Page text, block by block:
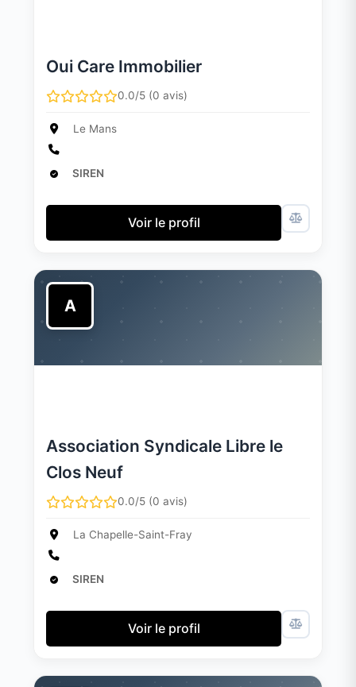
Oui Care Immobilier
0.0/5 (0 avis)
Le Mans
SIREN
Voir le profil
A
Association Syndicale Libre le
Clos Neuf
0.0/5 (0 avis)
La Chapelle-Saint-Fray
SIREN
Voir le profil